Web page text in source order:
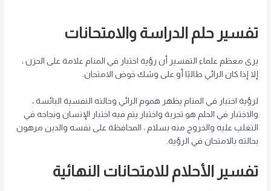
تفسير حلم الدراسة والامتحانات
يرى معظم علماء التفسير أن رؤية اختبار في المنام علامة على الحزن ،
إلا إذا كان الرائي طالبًا أو على وشك خوض الامتحان.
لرؤية اختبار في المنام يظهر هموم الرائي وحالته النفسية البائسة ،
والاختبار في الحلم هو تجربة واختبار يتم فيه اختبار الإنسان ونجاحه في
التغلب عليه والخروج منه بسلام ، المحافظة على نفسه والدين مرهون
بحالته بالامتحان في الرؤية.
تفسير الأحلام للامتحانات النهائية